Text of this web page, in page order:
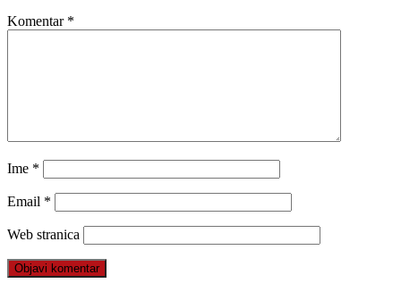
Komentar *
Ime *
Email *
Web stranica